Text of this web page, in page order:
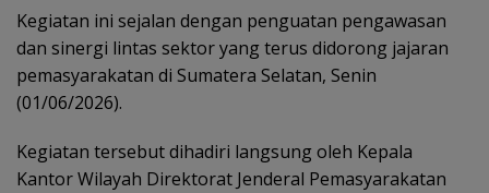
Kegiatan ini sejalan dengan penguatan pengawasan
dan sinergi lintas sektor yang terus didorong jajaran
pemasyarakatan di Sumatera Selatan, Senin
(01/06/2026).
Kegiatan tersebut dihadiri langsung oleh Kepala
Kantor Wilayah Direktorat Jenderal Pemasyarakatan